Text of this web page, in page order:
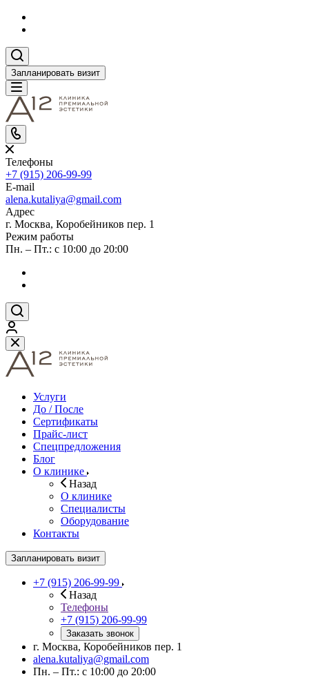
Запланировать визит
Телефоны
+7 (915) 206-99-99
E-mail
alena.kutaliya@gmail.com
Адрес
г. Москва, Коробейников пер. 1
Режим работы
Пн. – Пт.: с 10:00 до 20:00
Услуги
До / После
Сертификаты
Прайс-лист
Спецпредложения
Блог
О клинике
Назад
О клинике
Специалисты
Оборудование
Контакты
Запланировать визит
+7 (915) 206-99-99
Назад
Телефоны
+7 (915) 206-99-99
Заказать звонок
г. Москва, Коробейников пер. 1
alena.kutaliya@gmail.com
Пн. – Пт.: с 10:00 до 20:00